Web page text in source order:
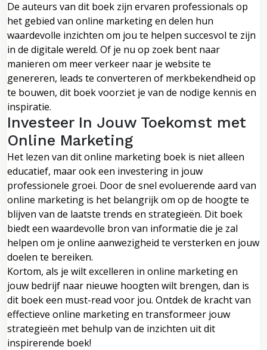
De auteurs van dit boek zijn ervaren professionals op
het gebied van online marketing en delen hun
waardevolle inzichten om jou te helpen succesvol te zijn
in de digitale wereld. Of je nu op zoek bent naar
manieren om meer verkeer naar je website te
genereren, leads te converteren of merkbekendheid op
te bouwen, dit boek voorziet je van de nodige kennis en
inspiratie.
Investeer In Jouw Toekomst met
Online Marketing
Het lezen van dit online marketing boek is niet alleen
educatief, maar ook een investering in jouw
professionele groei. Door de snel evoluerende aard van
online marketing is het belangrijk om op de hoogte te
blijven van de laatste trends en strategieën. Dit boek
biedt een waardevolle bron van informatie die je zal
helpen om je online aanwezigheid te versterken en jouw
doelen te bereiken.
Kortom, als je wilt excelleren in online marketing en
jouw bedrijf naar nieuwe hoogten wilt brengen, dan is
dit boek een must-read voor jou. Ontdek de kracht van
effectieve online marketing en transformeer jouw
strategieën met behulp van de inzichten uit dit
inspirerende boek!